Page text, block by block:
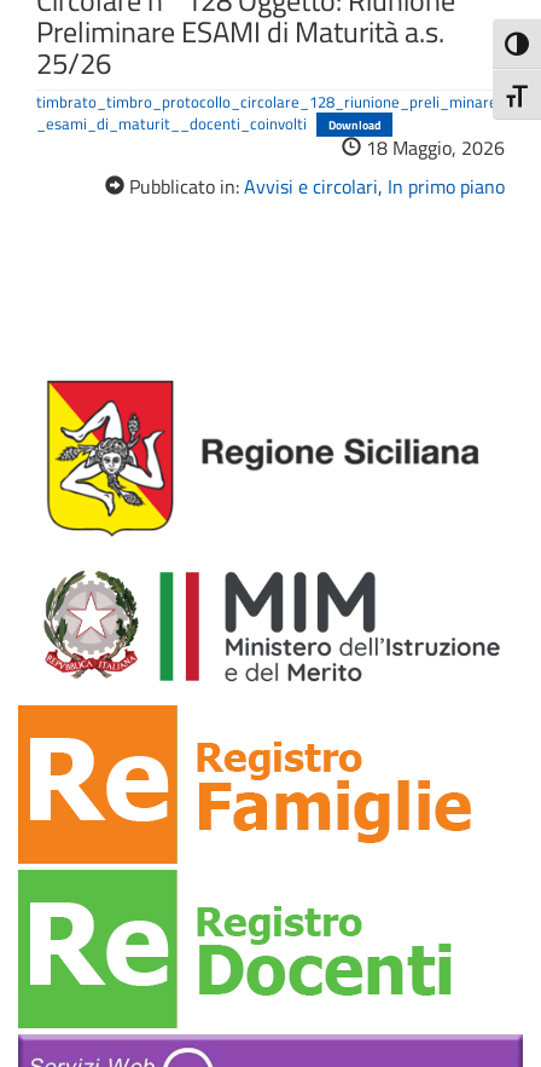
Preliminare ESAMI di Maturità a.s.
25/26
timbrato_timbro_protocollo_circolare_128_riunione_preli_minare
_esami_di_maturit__docenti_coinvolti
Download
18 Maggio, 2026
Pubblicato in:Avvisi e circolari, In primo piano